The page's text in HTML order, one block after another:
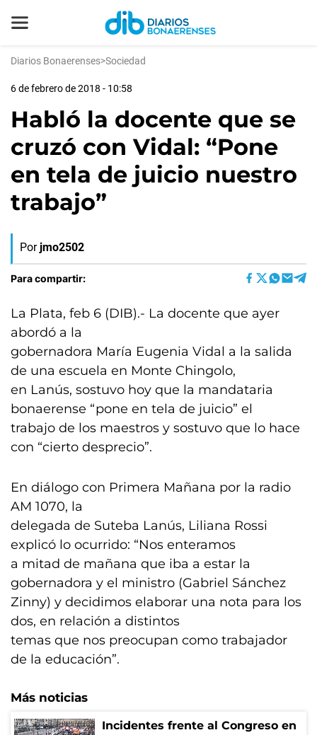
Diarios Bonaerenses>Sociedad
6 de febrero de 2018 - 10:58
Habló la docente que se
cruzó con Vidal: “Pone
en tela de juicio nuestro
trabajo”
Por jmo2502
Para compartir:
La Plata, feb 6 (DIB).- La docente que ayer
abordó a la
gobernadora María Eugenia Vidal a la salida
de una escuela en Monte Chingolo,
en Lanús, sostuvo hoy que la mandataria
bonaerense “pone en tela de juicio” el
trabajo de los maestros y sostuvo que lo hace
con “cierto desprecio”.
En diálogo con Primera Mañana por la radio
AM 1070, la
delegada de Suteba Lanús, Liliana Rossi
explicó lo ocurrido: “Nos enteramos
a mitad de mañana que iba a estar la
gobernadora y el ministro (Gabriel Sánchez
Zinny) y decidimos elaborar una nota para los
dos, en relación a distintos
temas que nos preocupan como trabajador
de la educación”.
Más noticias
Incidentes frente al Congreso en